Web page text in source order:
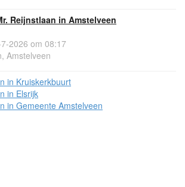
Reijnstlaan in Amstelveen
2026 om 08:17
Amstelveen
in Kruiskerkbuurt
in Elsrijk
in Gemeente Amstelveen